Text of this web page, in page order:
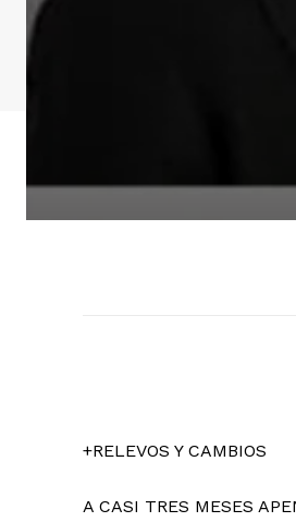
+RELEVOS Y CAMBIOS
A CASI TRES MESES